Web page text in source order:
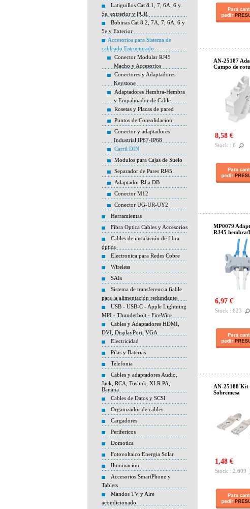
Latiguillos Cat 8.1, 7, 6A, 6 y
5e, extrerior y PUR
Bobinas Cat 8.2, 7A, 7, 6A, 6 y
5e y Exterior
Accesorios para Sistema de
cableado Estructurado
Conector Modular RJ45
Macho y Accesorios
Conectores y Adaptadores
Keystone
Adaptadores Hembra-Hembra
y Empalmador de Cable
Rosetas y Placas de pared
Puntos de Consolidacion
Conector y adaptadores
Industrial IP67-IP68
Carril DIN
Modulos para Cajas de Suelo
Separador de Pares RJ45
Adaptador RJ a DB
Conector M12
Conector UG-UR-UY2
Herramientas
Fibra Optica Cables y Accesorios
Cables de instalación de fibra
óptica
Electronica para Redes Cobre
Wireless
SAIs
Sistema de transferencia fiable
para la alimentación redundante
USB - USB-C - Apple Lightning
MPI - Thunderbolt - FireWire
Cables y Adaptadores HDMI,
DVI, DisplayPort, VGA
Electricidad
Pilas y Baterias
Telefonia
Cables y adaptadores Audio,
Jack, RCA, Toslink, XLR PA,
Banana
Cables de Datos y SCSI
Organizador de cables
Cargadores
Perifericos
Domotica
Fotovoltaico Energia Solar
Iluminacion
Accesorios SmartPhone y
Tablets
Mandos TV y Aire
acondicionado
AN-25187
Campo de
8,58 €
Stock : 6
MP0079
RJ45
6,97 €
Stock : 823
AN-25188 Kit
Sobremesa
1,48 €
Stock : 2.609